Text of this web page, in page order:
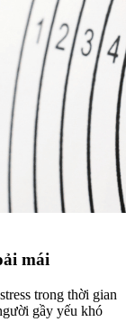
mái
trong thời gian
gầy yếu khó